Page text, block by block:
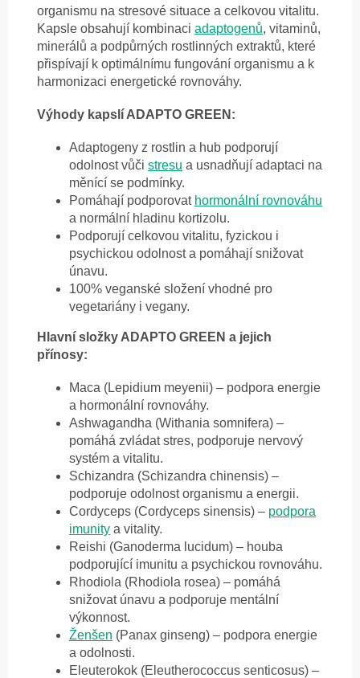
organismu na stresové situace a celkovou vitalitu.
Kapsle obsahují kombinaci adaptogenů, vitaminů,
minerálů a podpůrných rostlinných extraktů, které
přispívají k optimálnímu fungování organismu a k
harmonizaci energetické rovnováhy.
Výhody kapslí ADAPTO GREEN:
Adaptogeny z rostlin a hub podporují
odolnost vůči stresu a usnadňují adaptaci na
měnící se podmínky.
Pomáhají podporovat hormonální rovnováhu
a normální hladinu kortizolu.
Podporují celkovou vitalitu, fyzickou i
psychickou odolnost a pomáhají snižovat
únavu.
100% veganské složení vhodné pro
vegetariány i vegany.
Hlavní složky ADAPTO GREEN a jejich
přínosy:
Maca (Lepidium meyenii) – podpora energie
a hormonální rovnováhy.
Ashwagandha (Withania somnifera) –
pomáhá zvládat stres, podporuje nervový
systém a vitalitu.
Schizandra (Schizandra chinensis) –
podporuje odolnost organismu a energii.
Cordyceps (Cordyceps sinensis) – podpora
imunity a vitality.
Reishi (Ganoderma lucidum) – houba
podporující imunitu a psychickou rovnováhu.
Rhodiola (Rhodiola rosea) – pomáhá
snižovat únavu a podporuje mentální
výkonnost.
Ženšen (Panax ginseng) – podpora energie
a odolnosti.
Eleuterokok (Eleutherococcus senticosus) –